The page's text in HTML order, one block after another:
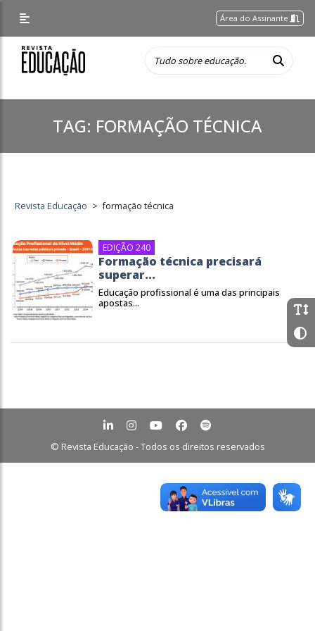
Área do Assinante
TAG: FORMAÇÃO TÉCNICA
Revista Educação > formação técnica
EDIÇÃO 240
Formação técnica precisará
superar...
Educação profissional é uma das principais
apostas...
© Revista Educação - Todos os direitos reservados